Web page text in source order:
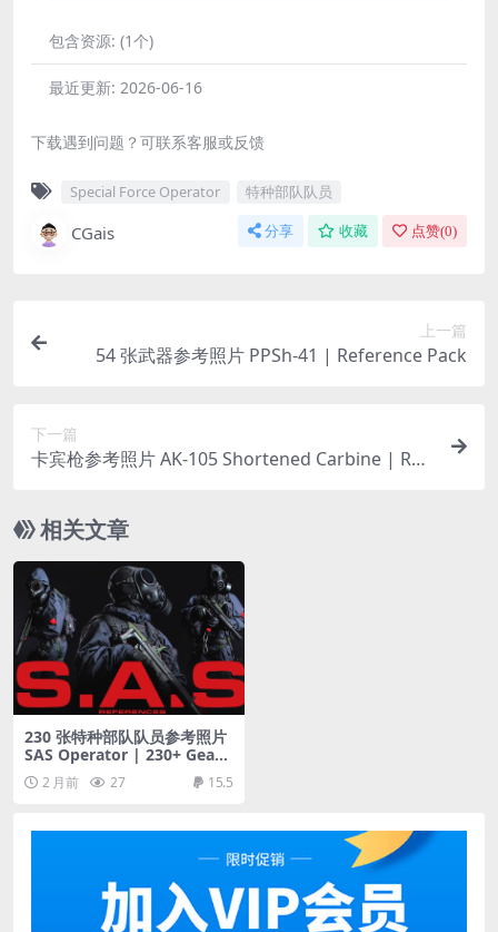
包含资源: (1个)
最近更新: 2026-06-16
下载遇到问题？可联系客服或反馈
Special Force Operator 特种部队队员
CGais 分享 收藏 点赞(0)
上一篇
54 张武器参考照片 PPSh-41 | Reference Pack
下一篇
卡宾枪参考照片 AK-105 Shortened Carbine | Ref
相关文章
230 张特种部队队员参考照片
SAS Operator | 230+ Gear
& Poses Reference Photos
2 月前 27 15.5